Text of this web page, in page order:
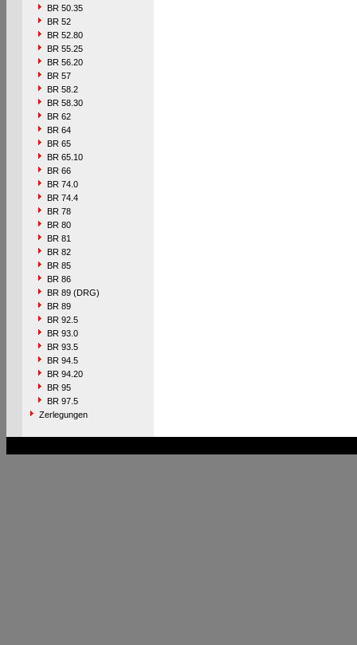
BR 50.35
BR 52
BR 52.80
BR 55.25
BR 56.20
BR 57
BR 58.2
BR 58.30
BR 62
BR 64
BR 65
BR 65.10
BR 66
BR 74.0
BR 74.4
BR 78
BR 80
BR 81
BR 82
BR 85
BR 86
BR 89 (DRG)
BR 89
BR 92.5
BR 93.0
BR 93.5
BR 94.5
BR 94.20
BR 95
BR 97.5
Zerlegungen